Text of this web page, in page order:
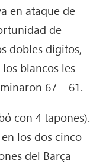
en ataque de
de
dobles dígitos,
blancos les
67 – 61.
con 4 tapones).
los dos cinco
del Barça